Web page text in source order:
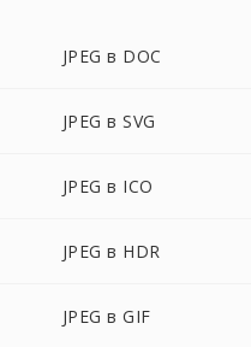
JPEG в DOC
JPEG в SVG
JPEG в ICO
JPEG в HDR
JPEG в GIF